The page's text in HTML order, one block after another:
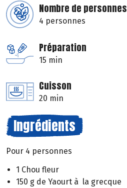
Nombre de personnes
4 personnes
Préparation
15 min
Cuisson
20 min
Ingrédients
Pour 4 personnes
1 Chou fleur
150 g de Yaourt à la grecque